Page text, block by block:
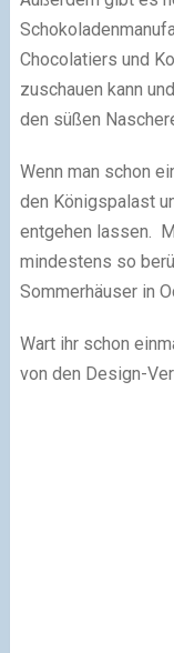
Chocolatiers und
zuschauen kann
den süßen
Wenn man schon
den Königspalast
entgehen lassen.
mindestens so
Sommerhäuser in
Wart ihr schon
von den Design-